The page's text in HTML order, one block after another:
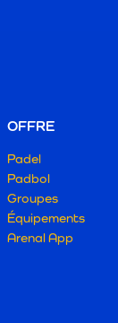
OFFRE
Padel
Padbol
Groupes
Équipements
Arenal App